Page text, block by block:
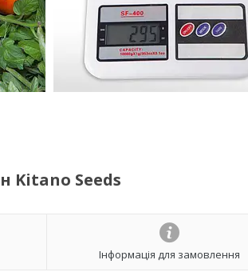
Kitano Seeds
Інформація для замовлення